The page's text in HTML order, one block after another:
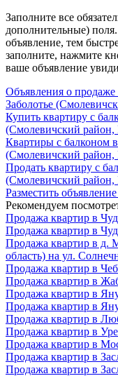
Заполните все
дополнительные)
объявление, тем
заполните, нажмите
ваше объявление
Объявления о продаже
Заболотье
Купить квартиру с
(Смолевичский район,
Квартиры с балконом в
(Смолевичский район,
Продать квартиру с
(Смолевичский район,
Разместить
Рекомендуем
Продажа квартир в
Продажа квартир в
Продажа квартир в д.
область) на ул.
Продажа квартир в
Продажа квартир в
Продажа квартир в
Продажа квартир в
Продажа квартир в
Продажа квартир в
Продажа квартир в
Продажа квартир в
Продажа квартир в